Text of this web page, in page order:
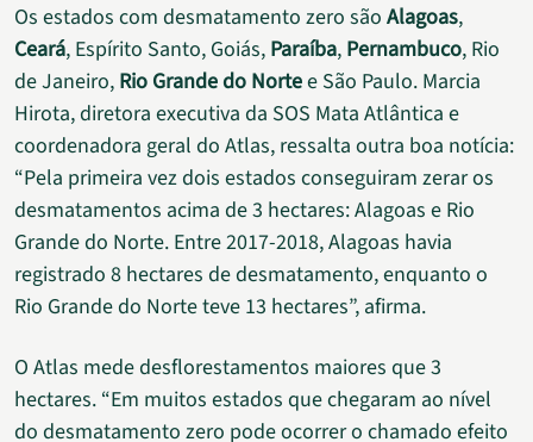
Os estados com desmatamento zero são Alagoas,
Ceará, Espírito Santo, Goiás, Paraíba, Pernambuco, Rio
de Janeiro, Rio Grande do Nortee São Paulo. Marcia
Hirota, diretora executiva da SOS Mata Atlântica e
coordenadora geral do Atlas, ressalta outra boa notícia:
“Pela primeira vez dois estados conseguiram zerar os
desmatamentos acima de 3 hectares: Alagoas e Rio
Grande do Norte. Entre 2017-2018, Alagoas havia
registrado 8 hectares de desmatamento, enquanto o
Rio Grande do Norte teve 13 hectares”, afirma.
O Atlas mede desflorestamentos maiores que 3
hectares. “Em muitos estados que chegaram ao nível
do desmatamento zero pode ocorrer o chamado efeito